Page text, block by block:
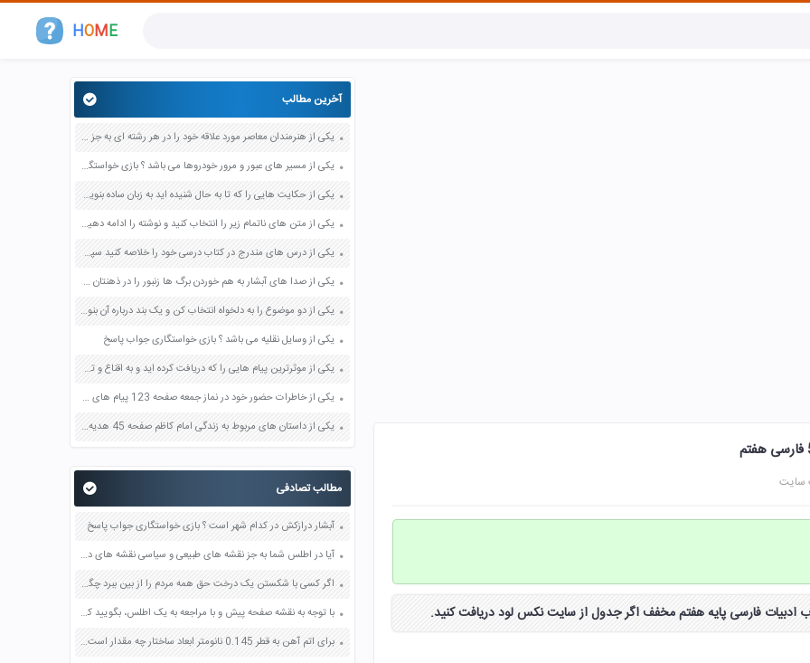
HOME
سایت
آخرین مطالب
یکی از هنرمندان معاصر مورد علاقه خود را در هر رشته ای به جز عکاسی صفحه 69 فرهنگ و هنر نهم
یکی از مسیر های عبور و مرور خودروها می باشد ؟ بازی خواستگاری جواب پاسخ
یکی از حکایت هایی را که تا به حال شنیده اید به زبان ساده بنویسید صفحه 97 نگارش ششم دبستان
یکی از متن های ناتمام زیر را انتخاب کنید و نوشته را ادامه دهید صفحه 73 و 74 کتاب نگارش فارسی پنجم دبستان
یکی از درس های مندرج در کتاب درسی خود را خلاصه کنید سپس متن خلاصه شده را با بهره گیری از روش های دسته بندی نمودار جدول نقشه مفهومی نشان دهید صفحه 118 نگارش یازدهم
یکی از صدا های آبشار به هم خوردن برگ ها زنبور را در ذهنتان مجسم کنید و درباره آن یک بند بنویسید صفحه 11 نگارش پنجم
یکی از دو موضوع را به دلخواه انتخاب کن و یک بند درباره آن بنویس صفحه 35 کتاب نگارش فارسی سوم
یکی از وسایل نقلیه می باشد ؟ بازی خواستگاری جواب پاسخ
یکی از موثرترین پیام هایی را که دریافت کرده اید و به اقناع و تغییری جدی در شما منجر شده است برسی کنید و علت این تاثیر گذاری قابل توجه را بنویسید صفحه 52 تفکر و سواد رسانه ای دهم
یکی از خاطرات حضور خود در نماز جمعه صفحه 123 پیام های آسمان هفتم
یکی از داستان های مربوط به زندگی امام کاظم صفحه 45 هدیه های آسمان چهارم
مطالب تصادفی
آبشار درازکش در کدام شهر است ؟ بازی خواستگاری جواب پاسخ
آیا در اطلس شما به جز نقشه های طبیعی و سیاسی نقشه های دیگری وجود دارد چه نوع نقشه هایی صفحه 119 مطالعات اجتماعی هشتم
اگر کسی با شکستن یک درخت حق همه مردم را از بین ببرد چگونه می تواند این حق یزرگ را جبران کند؟ صفحه 124 پیام های آسمان هشتم
با توجه به نقشه صفحه پیش و با مراجعه به یک اطلس، بگویید که جنگل های بارانی استوایی در کدام قاره ها و کشورها وجود دارند و کدام کشور، بیشترین وسعت جنگ لهای بارانی استوایی را دارد صفحه 32 مطالعات اجتماعی نهم
برای اتم آهن به قطر 0.145 نانومتر ابعاد ساختار چه مقدار است؟ صفحه 61 کاربرد فناوری های نوین یازدهم